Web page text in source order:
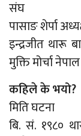
संघ
पासाङ शेर्पा
इन्द्रजीत थारू
मुक्ति मोर्चा नेपाल
कहिले के भयो?
मिति घटना
बि. सं. १९८०